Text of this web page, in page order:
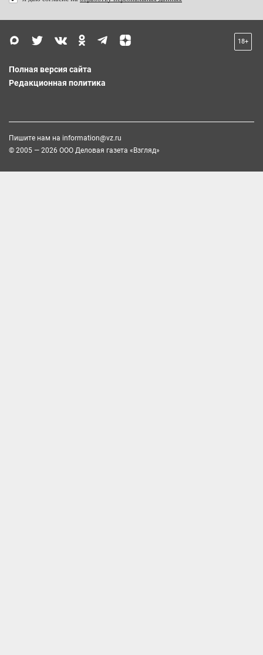
18+
Полная версия сайта
Редакционная политика
Пишите нам на information@vz.ru
© 2005 — 2026 ООО Деловая газета «Взгляд»